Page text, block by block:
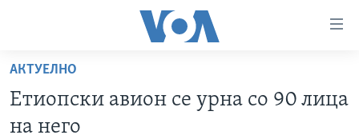
пристапност
Премини
на
главната
АКТУЕЛНО
Етиопски авион се урна со 90 лица
на него